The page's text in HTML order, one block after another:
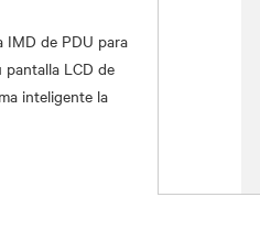
IMD de PDU para
LCD de
inteligente la